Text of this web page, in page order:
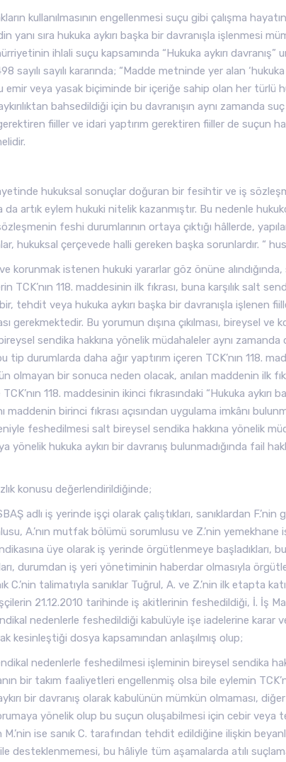
kullanılmasının engellenmesi suçu gibi çalışma
yanı sıra hukuka aykırı başka bir davranışla işlenmesi
ihlali suçu kapsamında “Hukuka aykırı
sayılı sayılı kararında; “Madde metninde yer alan
veya yasak biçiminde bir içeriğe sahip olan her türlü
bahsedildiği için bu davranışın aynı zamanda
fiiller ve idari yaptırım gerektiren fiiller de suçun
hukuksal sonuçlar doğuran bir fesihtir ve iş
artık eylem hukuki nitelik kazanmıştır. Bu nedenle
feshi durumlarının ortaya çıktığı hâllerde,
hukuksal çerçevede halli gereken başka sorunlardır. “
korunmak istenen hukuki yararlar göz önüne
TCK’nın 118. maddesinin ilk fıkrası, buna karşılık salt
tehdit veya hukuka aykırı başka bir davranışla işlenen
gerekmektedir. Bu yorumun dışına çıkılması, bireysel
sendika hakkına yönelik müdahaleler aynı
tip durumlarda daha ağır yaptırım içeren TCK’nın 118.
olmayan bir sonuca neden olacak, anılan maddenin ilk
118. maddesinin ikinci fıkrasındaki “Hukuka
maddenin birinci fıkrası açısından uygulama imkânı
feshedilmesi salt bireysel sendika hakkına yönelik
hukuka aykırı bir davranış bulunmadığında fail
konusu değerlendirildiğinde;
adlı iş yerinde işçi olarak çalıştıkları, sanıklardan
A.’nın mutfak bölümü sorumlusu ve Z.’nin yemekhane
üye olarak iş yerinde örgütlenmeye başladıkları,
durumdan iş yeri yönetiminin haberdar olmasıyla
C.’nin talimatıyla sanıklar Tuğrul, A. ve Z.’nin ilk etapta
21.12.2010 tarihinde iş akitlerinin feshedildiği, İ. İş
nedenlerle feshedildiği kabulüyle işe iadelerine karar
kesinleştiği dosya kapsamından anlaşılmış olup;
nedenlerle feshedilmesi işleminin bireysel sendika
bir takım faaliyetleri engellenmiş olsa bile eylemin
bir davranış olarak kabulünün mümkün olmaması,
yönelik olup bu suçun oluşabilmesi için cebir veya
M.’nin ise sanık C. tarafından tehdit edildiğine ilişkin
desteklenmemesi, bu hâliyle tüm aşamalarda atılı